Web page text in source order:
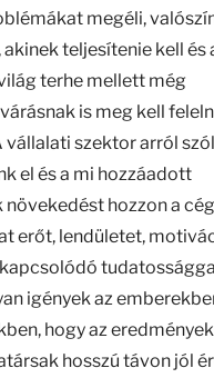
megéli,
teljesítenie kell és
terhe mellett még
is meg kell
vállalati szektor arról
el és a mi hozzáadott
hozzon a
erőt, lendületet,
igények az
hogy az
hosszú távon jól